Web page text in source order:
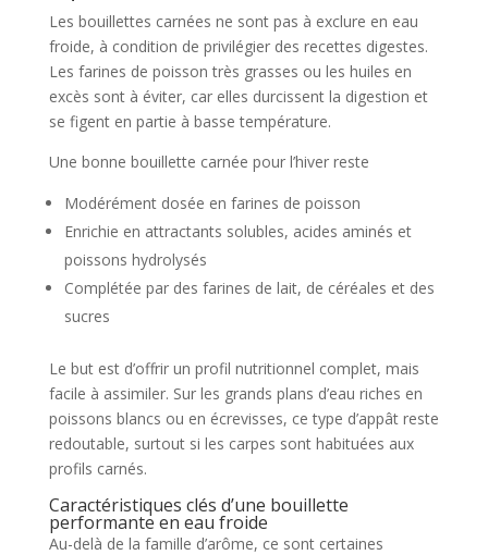
Les bouillettes carnées ne sont pas à exclure en eau
froide, à condition de privilégier des recettes digestes.
Les farines de poisson très grasses ou les huiles en
excès sont à éviter, car elles durcissent la digestion et
se figent en partie à basse température.
Une bonne bouillette carnée pour l’hiver reste
Modérément dosée en farines de poisson
Enrichie en attractants solubles, acides aminés et
poissons hydrolysés
Complétée par des farines de lait, de céréales et des
sucres
Le but est d’offrir un profil nutritionnel complet, mais
facile à assimiler. Sur les grands plans d’eau riches en
poissons blancs ou en écrevisses, ce type d’appât reste
redoutable, surtout si les carpes sont habituées aux
profils carnés.
Caractéristiques clés d’une bouillette
performante en eau froide
Au-delà de la famille d’arôme, ce sont certaines